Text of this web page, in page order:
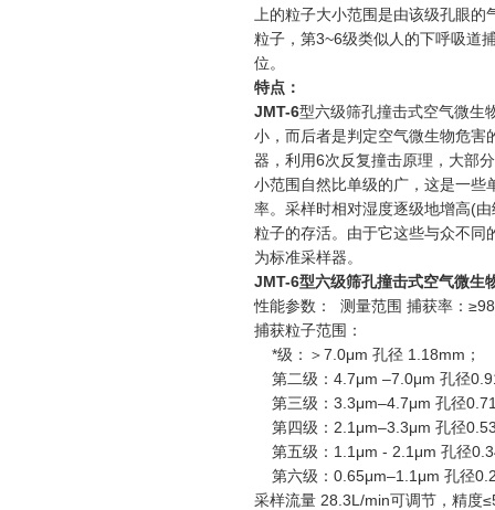
上的粒子大小范围是由该级孔眼
粒子，第3~6级类似人的下呼吸道
位。
特点：
JMT-6型六级筛孔撞击式空气微生
小，而后者是判定空气微生物危害
器，利用6次反复撞击原理，大部
小范围自然比单级的广，这是一些
率。采样时相对湿度逐级地增高(
粒子的存活。由于它这些与众不同
为标准采样器。
JMT-6型六级筛孔撞击式空气微生
性能参数： 测量范围 捕获率：
捕获粒子范围：
*级：＞7.0μm 孔径 1.18mm；
第二级：4.7μm –7.0μm 孔径
第三级：3.3μm–4.7μm 孔径
第四级：2.1μm–3.3μm 孔径
第五级：1.1μm - 2.1μm 孔径
第六级：0.65μm–1.1μm 孔径
采样流量 28.3L/min可调节，精度